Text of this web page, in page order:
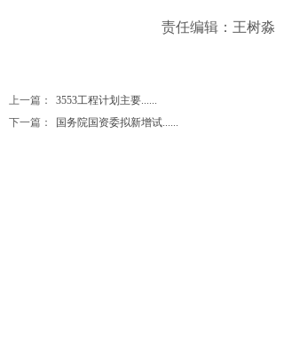
责任编辑：王树淼
上一篇：
3553工程计划主要......
下一篇：
国务院国资委拟新增试......